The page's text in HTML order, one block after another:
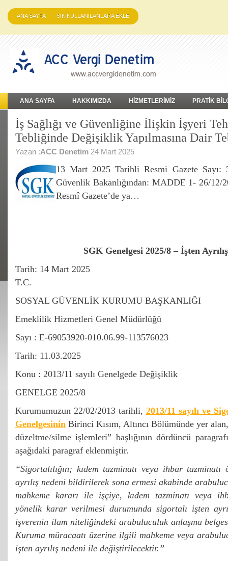
ANA SAYFA SIK KULLANILANLARA EKLE
ANA SAYFA HAKKIMIZDA HİZMETLERİMİZ PRATİK
İş Sağlığı ve Güvenliğine İlişkin İşyeri
Tebliğinde Değişiklik Yapılmasına Dair
Yazan :ACC Denetim 24 Mart 2025
13 Mart 2025 Tarihli Resmi Gazete Sayı:
Güvenlik Bakanlığından: MADDE 1- 26/12/
Resmî Gazete’de ya…
SGK Genelgesi 2025/8 – İşten
Tarih: 14 Mart 2025
T.C.
SOSYAL GÜVENLİK KURUMU BAŞKANLIĞI
Emeklilik Hizmetleri Genel Müdürlüğü
Sayı : E-69053920-010.06.99-113576023
Tarih: 11.03.2025
Konu : 2013/11 sayılı Genelgede Değişiklik
GENELGE 2025/8
Kurumumuzun 22/02/2013 tarihli, 2013/11 sayılı ve
Genelgesinin Birinci Kısım, Altıncı Bölümünde yer
düzeltme/silme işlemleri” başlığının dördüncü
aşağıdaki paragraf eklenmiştir.
“Sigortalılığın; kıdem tazminatı veya ihbar tazminatı
ayrılış nedeni bildirilerek sona ermesi akabinde
mahkeme kararı ile işçiye, kıdem tazminatı veya
yönelik karar verilmesi durumunda sigortalı işten
işverenin ilam niteliğindeki arabuluculuk anlaşma
Kuruma müracaatı üzerine ilgili mahkeme veya
işten ayrılış nedeni ile değiştirilecektir.”